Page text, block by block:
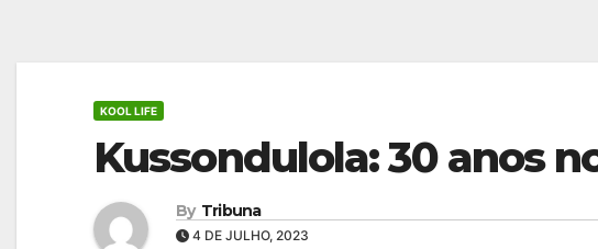
KOOL LIFE
Kussondulola: 30 anos
By Tribuna
4 DE JULHO, 2023